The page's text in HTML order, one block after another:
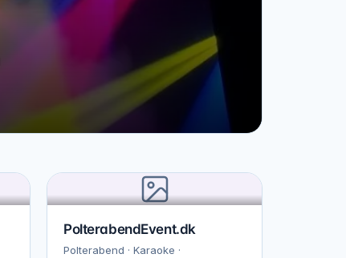
PolterabendEvent.dk
Polterabend · Karaoke ·